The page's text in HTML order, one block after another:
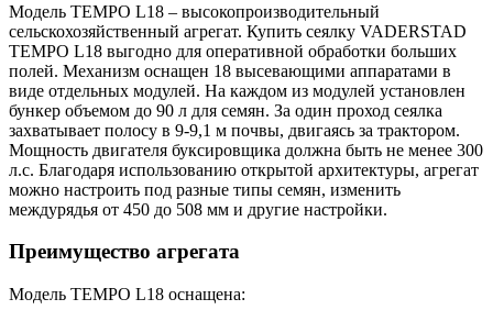
Модель TEMPO L18 – высокопроизводительный
сельскохозяйственный агрегат. Купить сеялку VADERSTAD
TEMPO L18 выгодно для оперативной обработки больших
полей. Механизм оснащен 18 высевающими аппаратами в
виде отдельных модулей. На каждом из модулей установлен
бункер объемом до 90 л для семян. За один проход сеялка
захватывает полосу в 9-9,1 м почвы, двигаясь за трактором.
Мощность двигателя буксировщика должна быть не менее 300
л.с. Благодаря использованию открытой архитектуры, агрегат
можно настроить под разные типы семян, изменить
междурядья от 450 до 508 мм и другие настройки.
Преимущество агрегата
Модель TEMPO L18 оснащена: